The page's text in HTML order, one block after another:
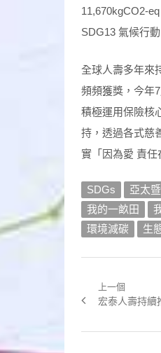
11,670kgCO2-
SDG13 氣候行
全球人壽多年來
頻頻獲獎，今年
積極運用保險核
持，透過各式慈
實「因為愛 責任
SDGs 亞太
我的一畝田
環境減碳
生
上一個
Previous
宏泰人壽持續